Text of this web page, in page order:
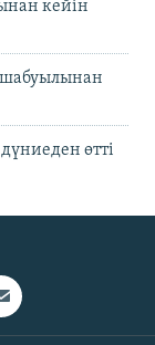
кейін
шабуылынан
өтті